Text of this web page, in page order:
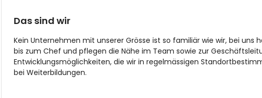
Das sind wir
Kein Unternehmen mit unserer Grösse ist so familiär wie wir, bei uns
bis zum Chef und pflegen die Nähe im Team sowie zur
Entwicklungsmöglichkeiten, die wir in regelmässigen
bei Weiterbildungen.